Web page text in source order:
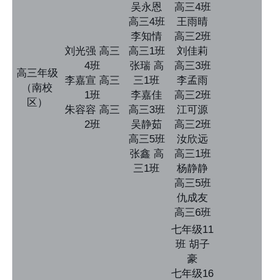
高三年级
（南校
区）
刘光强 高三
4班
李嘉宣 高三
1班
朱容容 高三
2班
吴永恩
高三4班
李知情
高三1班
张瑞 高
三1班
李嘉佳
高三3班
吴静茹
高三5班
张鑫 高
三1班
高三4班
王雨晴
高三2班
刘佳莉
高三3班
李孟雨
高三2班
江可源
高三2班
汝欣远
高三1班
杨静静
高三5班
仇成友
高三6班
七年级11
班 胡子
豪
七年级16